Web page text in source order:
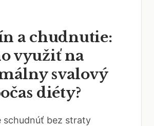
a chudnutie:
využiť na
svalový
diéty?
schudnúť bez straty